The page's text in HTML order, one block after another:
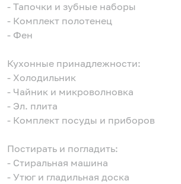
- Тапочки и зубные наборы
- Комплект полотенец
- Фен
Кухонные принадлежности:
- Холодильник
- Чайник и микроволновка
- Эл. плита
- Комплект посуды и приборов
Постирать и погладить:
- Стиральная машина
- Утюг и гладильная доска